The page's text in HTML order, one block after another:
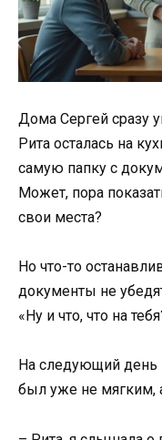
Дома Сергей сразу
Рита осталась на
самую папку с
Может, пора
свои места?
Но что-то
документы не
«Ну и что, что на
На следующий день
был уже не мягким,